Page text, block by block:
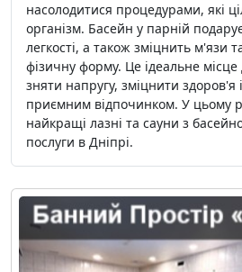
насолодитися процедурами, які
організм. Басейн у парній подарує
легкості, а також зміцнить м'язи
фізичну форму. Це ідеальне
зняти напругу, зміцнити здоров'я
приємним відпочинком. У цьому
найкращі лазні та сауни з
послуги в Дніпрі.